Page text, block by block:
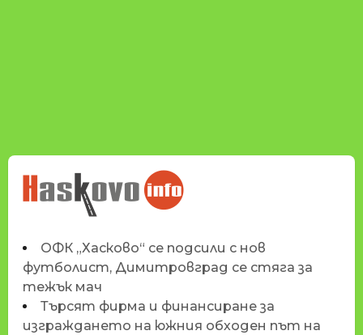
НОВИНИТЕ НА
HASKOVO.INFO
ОФК „Хасково“ се подсили с нов
футболист, Димитровград се стяга за
тежък мач
Търсят фирма и финансиране за
изграждането на южния обходен път на